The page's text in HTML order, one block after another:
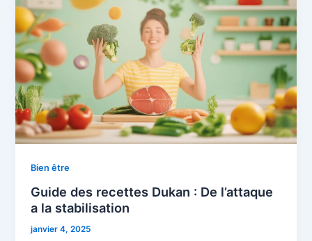
Bien être
Guide des recettes Dukan : De l’attaque
a la stabilisation
janvier 4, 2025